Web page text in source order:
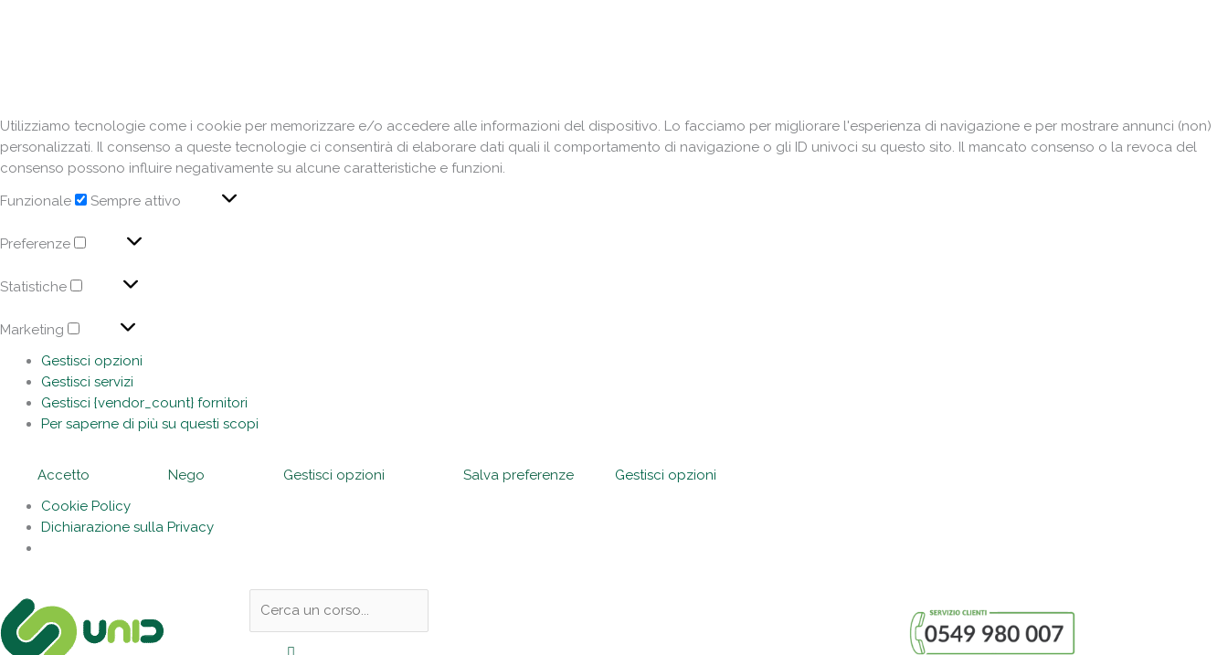
Utilizziamo tecnologie come i cookie per memorizzare e/o accedere alle informazioni del dispositivo. Lo facciamo per migliorare l'esperienza di navigazione e per mostrare annunci (non)
personalizzati. Il consenso a queste tecnologie ci consentirà di elaborare dati quali il comportamento di navigazione o gli ID univoci su questo sito. Il mancato consenso o la revoca del
consenso possono influire negativamente su alcune caratteristiche e funzioni.
Funzionale
Sempre attivo
Preferenze
Statistiche
Marketing
Gestisci opzioni
Gestisci servizi
Gestisci {vendor_count} fornitori
Per saperne di più su questi scopi
Accetto Nego Gestisci opzioni Salva preferenze
Gestisci opzioni
Cookie Policy
Dichiarazione sulla Privacy
l'header
Titolare del trattamento